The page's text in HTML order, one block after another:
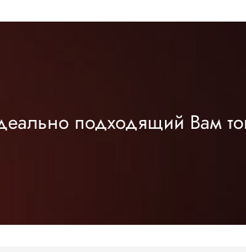
подходящий Вам